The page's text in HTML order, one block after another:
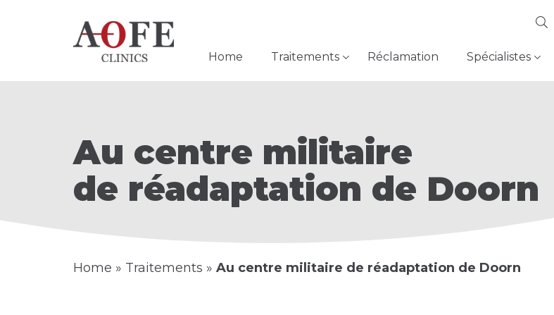
Home Traitements Réclamation Spécialistes
Au centre militaire
de réadaptation de Doorn
Home » Traitements » Au centre militaire de réadaptation de Doorn